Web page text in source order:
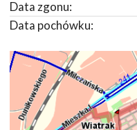
Data zgonu:
Data pochówku: